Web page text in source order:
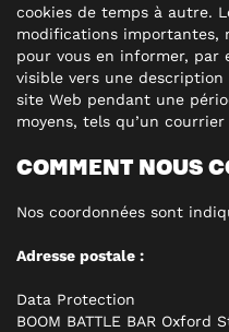
cookies de temps à autre.
modifications importantes,
pour vous en informer, par
visible vers une
site Web pendant une
moyens, tels qu’un
COMMENT NOUS
Nos coordonnées sont
Adresse postale :
Data Protection
BOOM BATTLE BAR Oxford